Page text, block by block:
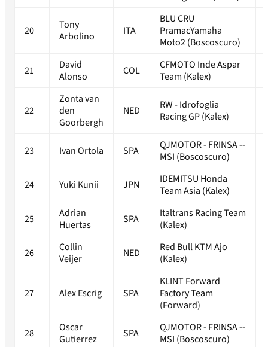
20
Tony
Arbolino
ITA
BLU CRU
PramacYamaha
Moto2 (Boscoscuro)
21
David
Alonso
COL
CFMOTO Inde Aspar
Team (Kalex)
22
Zonta van
den
Goorbergh
NED
RW - Idrofoglia
Racing GP (Kalex)
23 Ivan Ortola SPA
QJMOTOR - FRINSA --
MSI (Boscoscuro)
24 Yuki Kunii JPN
IDEMITSU Honda
Team Asia (Kalex)
25
Adrian
Huertas
SPA
Italtrans Racing Team
(Kalex)
26
Collin
Veijer
NED
Red Bull KTM Ajo
(Kalex)
27 Alex Escrig SPA
KLINT Forward
Factory Team
(Forward)
28
Oscar
Gutierrez
SPA
QJMOTOR - FRINSA --
MSI (Boscoscuro)